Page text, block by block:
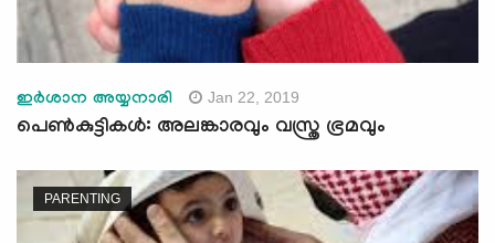
ഇര്‍ശാന അയ്യനാരി Jan 22, 2019
പെണ്‍കുട്ടികള്‍: അലങ്കാരവും വസ്ത്ര ഭ്രമവും
PARENTING